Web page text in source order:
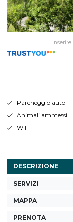
inserire
Parcheggio auto
Animali ammessi
WiFi
DESCRIZIONE
SERVIZI
MAPPA
PRENOTA